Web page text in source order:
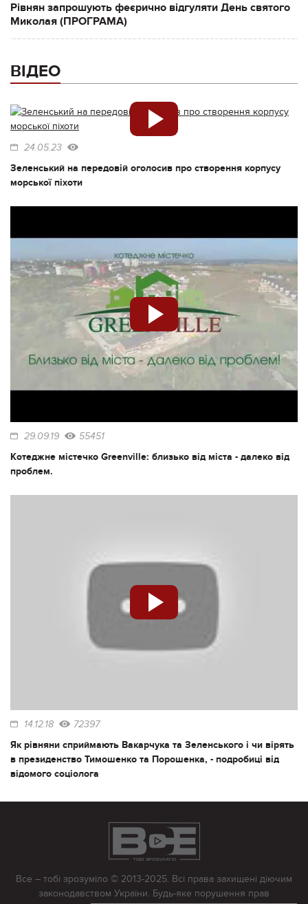
Рівнян запрошують феєрично відгуляти День святого
Миколая (ПРОГРАМА)
ВІДЕО
24.05.23
Зеленський на передовій оголосив про створення корпусу
морської піхоти
29.09.19 55451
Котеджне містечко Greenville: близько від міста - далеко від
проблем.
14.12.18 72397
Як рівняни сприймають Вакарчука та Зеленського і чи вірять
в президенство Тимошенко та Порошенка, - подробиці від
відомого соціолога
Все – тобі зрозуміло © 2013-2025. Всі права захищені діючим
законодавством України. Будь-яке порушення прав